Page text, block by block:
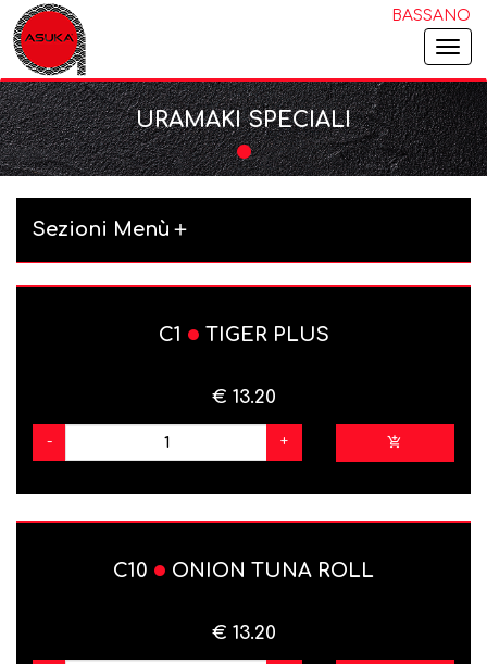
BASSANO
URAMAKI SPECIALI
Sezioni Menù
C1 TIGER PLUS
€ 13.20
- +
C10 ONION TUNA ROLL
€ 13.20